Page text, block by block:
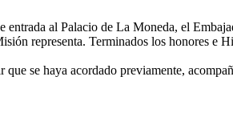
entrada al Palacio de La Moneda, el
representa. Terminados los honores e
se haya acordado previamente,